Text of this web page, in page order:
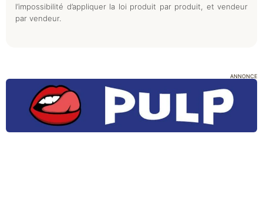
l’impossibilité d’appliquer la loi produit par produit, et vendeur
par vendeur.
ANNONCE